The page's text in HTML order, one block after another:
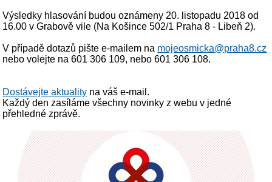
Výsledky hlasování budou oznámeny 20. listopadu 2018 od
16.00 v Grabově vile (Na Košince 502/1 Praha 8 - Libeň 2).
V případě dotazů pište e-mailem na mojeosmicka@praha8.cz
nebo volejte na 601 306 109, nebo 601 306 108.
Dostávejte aktuality na váš e-mail.
Každý den zasíláme všechny novinky z webu v jedné
přehledné zprávě.